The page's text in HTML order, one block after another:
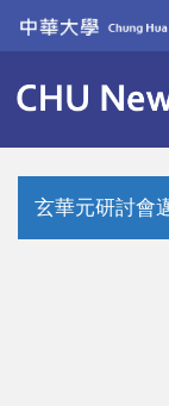
跳
要
內
玄華元研討會